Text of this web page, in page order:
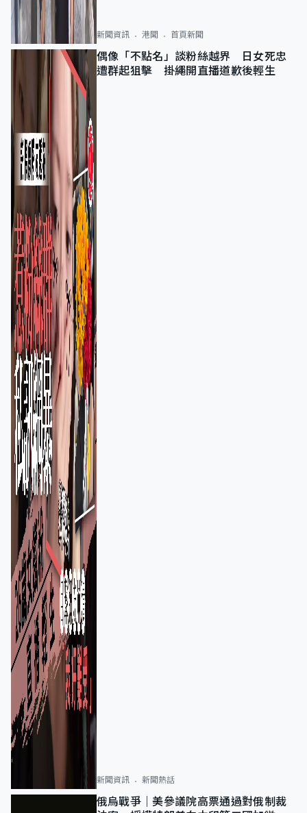
新聞資訊 港聞 首頁新聞
偶像「不點名」談粉絲越界 日女死忠
遭群起狙擊 掛繩開直播道歉後輕生
新聞資訊 新聞熱話
俄烏戰爭｜美參議院高票通過對俄制裁